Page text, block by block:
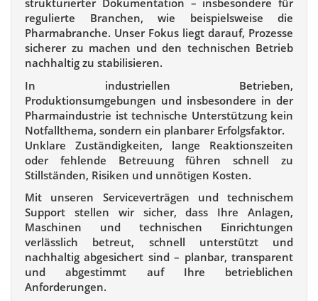
strukturierter Dokumentation – insbesondere für
regulierte Branchen, wie beispielsweise die
Pharmabranche. Unser Fokus liegt darauf, Prozesse
sicherer zu machen und den technischen Betrieb
nachhaltig zu stabilisieren.
In industriellen Betrieben,
Produktionsumgebungen und insbesondere in der
Pharmaindustrie ist technische Unterstützung kein
Notfallthema, sondern ein planbarer Erfolgsfaktor.
Unklare Zuständigkeiten, lange Reaktionszeiten
oder fehlende Betreuung führen schnell zu
Stillständen, Risiken und unnötigen Kosten.
Mit unseren Serviceverträgen und technischem
Support stellen wir sicher, dass Ihre Anlagen,
Maschinen und technischen Einrichtungen
verlässlich betreut, schnell unterstützt und
nachhaltig abgesichert sind – planbar, transparent
und abgestimmt auf Ihre betrieblichen
Anforderungen.